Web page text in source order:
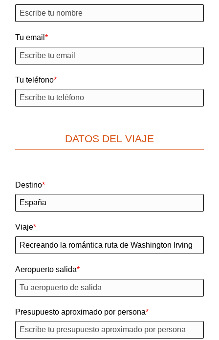
Tu email
Tu teléfono
DATOS DEL VIAJE
Destino
Viaje
Aeropuerto salida
Presupuesto aproximado por persona